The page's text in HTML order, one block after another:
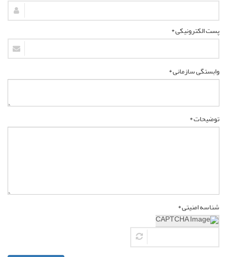
پست الکترونیکی *
وابستگی سازمانی *
توضیحات *
شناسه امنیتی *